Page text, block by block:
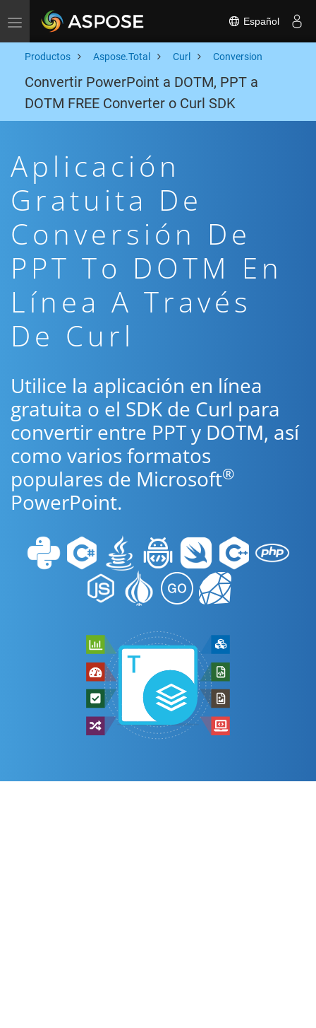
Toggle navigation Español
Productos Aspose.Total Curl Conversion
Convertir PowerPoint a DOTM, PPT a
DOTM FREE Converter o Curl SDK
Aplicación
Gratuita De
Conversión De
PPT To DOTM En
Línea A Través
De Curl
Utilice la aplicación en línea
gratuita o el SDK de Curl para
convertir entre PPT y DOTM, así
como varios formatos
populares de Microsoft®
PowerPoint.